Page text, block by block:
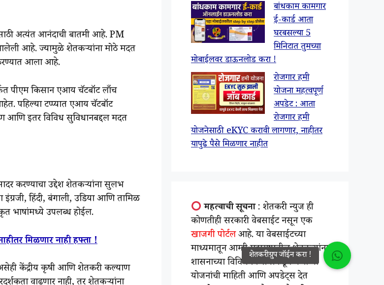
अत्यंत आनंदाची बातमी आहे. PM
आहे. ज्यामुळे शेतकऱ्यांना मोठे मदत
आला आहे.
पीएम किसान एआय चॅटबॉट लाँच
पहिल्या टप्प्यात एआय चॅटबॉट
आणि इतर विविध सुविधानबद्दल मदत
करण्याचा उद्देश शेतकऱ्यांना सुलभ
हिंदी, बंगाली, उडिया आणि तामिळ
भाषांमध्ये उपलब्ध होईल.
मिळणार नाही हफ्ता !
असेही केंद्रीय कृषी आणि शेतकरी कल्याण
बांधकाम कामगार
ई-कार्ड आता
घरबसल्या 5
मिनिटात तुमच्या
मोबाईलवर डाऊनलोड करा !
रोजगार हमी
योजना महत्वपूर्ण
अपडेट : आता
रोजगार हमी
योजनेसाठी eKYC करावी लागणार, नाहीतर
यापुढे पैसे मिळणार नाहीत
महत्वाची सूचना: शेतकरी न्युज ही
कोणतीही सरकारी वेबसाईट नसून एक
खाजगी पोर्टलआहे. या वेबसाईटच्या
माध्यमातून आम्ही महाराष्ट्रातील शेतकऱ्यांना
शासनाच्या विविध विभागाकडून येणाऱ्या
योजनांची माहिती आणि अपडेट्स देत